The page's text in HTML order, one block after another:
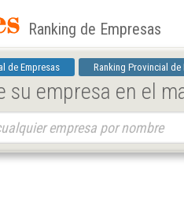
Ranking de Empresas
de Empresas Ranking Provincial de
su empresa en el